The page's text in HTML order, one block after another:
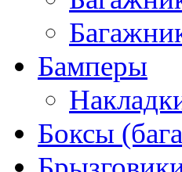
Бамперы
Боксы